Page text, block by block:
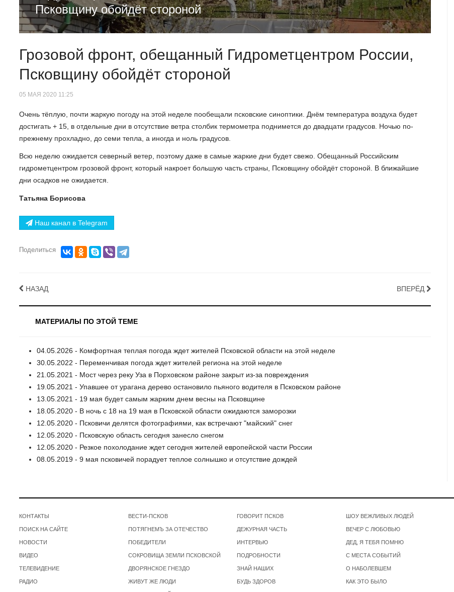
Псковщину обойдёт стороной
Грозовой фронт, обещанный Гидрометцентром России,
Псковщину обойдёт стороной
05 МАЯ 2020 11:25
Очень тёплую, почти жаркую погоду на этой неделе пообещали псковские синоптики. Днём температура воздуха будет
достигать + 15, в отдельные дни в отсутствие ветра столбик термометра поднимется до двадцати градусов. Ночью по-
прежнему прохладно, до семи тепла, а иногда и ноль градусов.
Всю неделю ожидается северный ветер, поэтому даже в самые жаркие дни будет свежо. Обещанный Российским
гидрометцентром грозовой фронт, который накроет большую часть страны, Псковщину обойдёт стороной. В ближайшие
дни осадков не ожидается.
Татьяна Борисова
Наш канал в Telegram
Поделиться
НАЗАД ВПЕРЁД
МАТЕРИАЛЫ ПО ЭТОЙ ТЕМЕ
04.05.2026 - Комфортная теплая погода ждет жителей Псковской области на этой неделе
30.05.2022 - Переменчивая погода ждет жителей региона на этой неделе
21.05.2021 - Мост через реку Уза в Порховском районе закрыт из-за повреждения
19.05.2021 - Упавшее от урагана дерево остановило пьяного водителя в Псковском районе
13.05.2021 - 19 мая будет самым жарким днем весны на Псковщине
18.05.2020 - В ночь с 18 на 19 мая в Псковской области ожидаются заморозки
12.05.2020 - Псковичи делятся фотографиями, как встречают "майский" снег
12.05.2020 - Псковскую область сегодня занесло снегом
12.05.2020 - Резкое похолодание ждет сегодня жителей европейской части России
08.05.2019 - 9 мая псковичей порадует теплое солнышко и отсутствие дождей
КОНТАКТЫ
ПОИСК НА САЙТЕ
НОВОСТИ
ВИДЕО
ТЕЛЕВИДЕНИЕ
РАДИО
ВЕСТИ-ПСКОВ
ПОТЯГНЕМЪ ЗА ОТЕЧЕСТВО
ПОБЕДИТЕЛИ
СОКРОВИЩА ЗЕМЛИ ПСКОВСКОЙ
ДВОРЯНСКОЕ ГНЕЗДО
ЖИВУТ ЖЕ ЛЮДИ
ГОВОРИТ ПСКОВ
ДЕЖУРНАЯ ЧАСТЬ
ИНТЕРВЬЮ
ПОДРОБНОСТИ
ЗНАЙ НАШИХ
БУДЬ ЗДОРОВ
ШОУ ВЕЖЛИВЫХ ЛЮДЕЙ
ВЕЧЕР С ЛЮБОВЬЮ
ДЕД, Я ТЕБЯ ПОМНЮ
С МЕСТА СОБЫТИЙ
О НАБОЛЕВШЕМ
КАК ЭТО БЫЛО